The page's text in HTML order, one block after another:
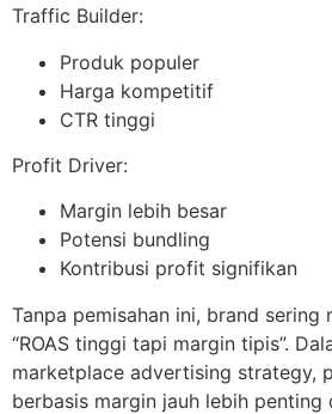
Traffic Builder:
Produk populer
Harga kompetitif
CTR tinggi
Profit Driver:
Margin lebih besar
Potensi bundling
Kontribusi profit signifikan
Tanpa pemisahan ini, brand sering
“ROAS tinggi tapi margin tipis”.
marketplace advertising strategy,
berbasis margin jauh lebih penting